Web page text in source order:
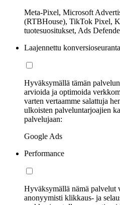
Meta-Pixel, Microsoft
(RTBHouse), TikTok Pixel,
tuotesuositukset, Ads
Laajennettu konversioseuranta
Hyväksymällä tämän
arvioida ja optimoida
varten vertaamme salattuja
ulkoisten palveluntarjoajien
palvelujaan:
Google Ads
Performance
Hyväksymällä nämä palvelut
anonyymisti klikkaus- ja